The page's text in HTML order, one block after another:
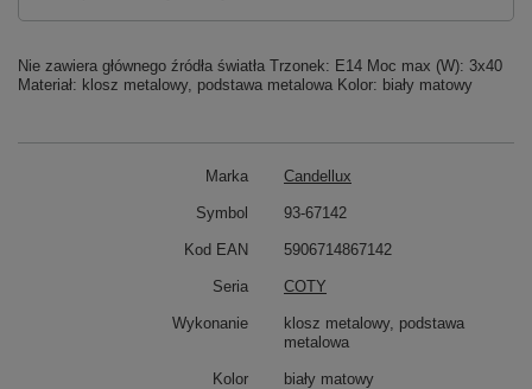
Nie zawiera głównego źródła światła Trzonek: E14 Moc max (W): 3x40
Materiał: klosz metalowy, podstawa metalowa Kolor: biały matowy
Marka Candellux
Symbol 93-67142
Kod EAN 5906714867142
Seria COTY
Wykonanie
klosz metalowy, podstawa
metalowa
Kolor biały matowy